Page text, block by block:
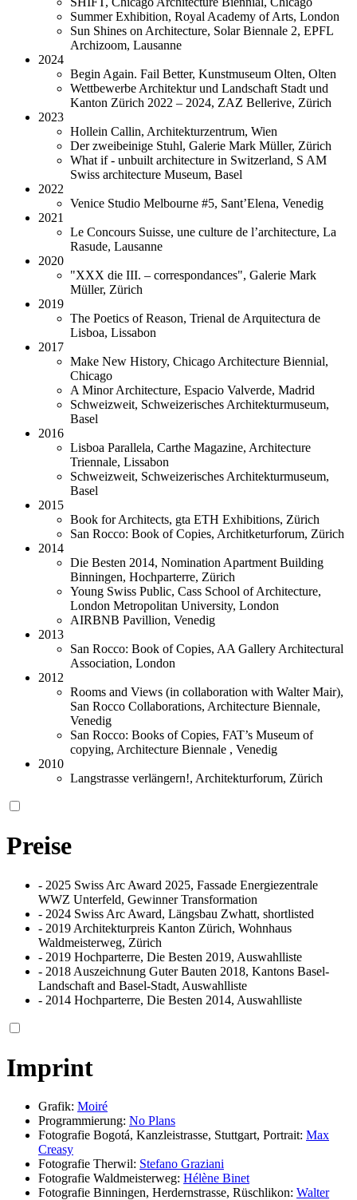
Summer Exhibition, Royal Academy of Arts, London
Sun Shines on Architecture, Solar Biennale 2, EPFL
Archizoom, Lausanne
2024
Begin Again. Fail Better, Kunstmuseum Olten, Olten
Wettbewerbe Architektur und Landschaft Stadt und
Kanton Zürich 2022 – 2024, ZAZ Bellerive, Zürich
2023
Hollein Callin, Architekturzentrum, Wien
Der zweibeinige Stuhl, Galerie Mark Müller, Zürich
What if - unbuilt architecture in Switzerland, S AM
Swiss architecture Museum, Basel
2022
Venice Studio Melbourne #5, Sant’Elena, Venedig
2021
Le Concours Suisse, une culture de l’architecture, La
Rasude, Lausanne
2020
"XXX die III. – correspondances", Galerie Mark
Müller, Zürich
2019
The Poetics of Reason, Trienal de Arquitectura de
Lisboa, Lissabon
2017
Make New History, Chicago Architecture Biennial,
Chicago
A Minor Architecture, Espacio Valverde, Madrid
Schweizweit, Schweizerisches Architekturmuseum,
Basel
2016
Lisboa Parallela, Carthe Magazine, Architecture
Triennale, Lissabon
Schweizweit, Schweizerisches Architekturmuseum,
Basel
2015
Book for Architects, gta ETH Exhibitions, Zürich
San Rocco: Book of Copies, Architketurforum, Zürich
2014
Die Besten 2014, Nomination Apartment Building
Binningen, Hochparterre, Zürich
Young Swiss Public, Cass School of Architecture,
London Metropolitan University, London
AIRBNB Pavillion, Venedig
2013
San Rocco: Book of Copies, AA Gallery Architectural
Association, London
2012
Rooms and Views (in collaboration with Walter Mair),
San Rocco Collaborations, Architecture Biennale,
Venedig
San Rocco: Books of Copies, FAT’s Museum of
copying, Architecture Biennale , Venedig
2010
Langstrasse verlängern!, Architekturforum, Zürich
Preise
- 2025 Swiss Arc Award 2025, Fassade Energiezentrale
WWZ Unterfeld, Gewinner Transformation
- 2024 Swiss Arc Award, Längsbau Zwhatt, shortlisted
- 2019 Architekturpreis Kanton Zürich, Wohnhaus
Waldmeisterweg, Zürich
- 2019 Hochparterre, Die Besten 2019, Auswahlliste
- 2018 Auszeichnung Guter Bauten 2018, Kantons Basel-
Landschaft and Basel-Stadt, Auswahlliste
- 2014 Hochparterre, Die Besten 2014, Auswahlliste
Imprint
Grafik: Moiré
Programmierung: No Plans
Fotografie Bogotá, Kanzleistrasse, Stuttgart, Portrait: Max
Creasy
Fotografie Therwil: Stefano Graziani
Fotografie Waldmeisterweg: Hélène Binet
Fotografie Binningen, Herdernstrasse, Rüschlikon: Walter